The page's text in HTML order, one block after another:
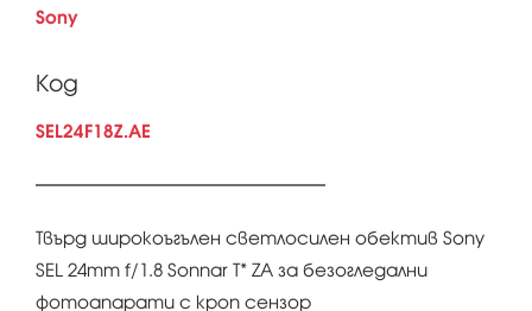
Sony
Код
SEL24F18Z.AE
Твърд широкоъгълен светлосилен обектив Sony
SEL 24mm f/1.8 Sonnar T* ZA за безогледални
фотоапарати с кроп сензор